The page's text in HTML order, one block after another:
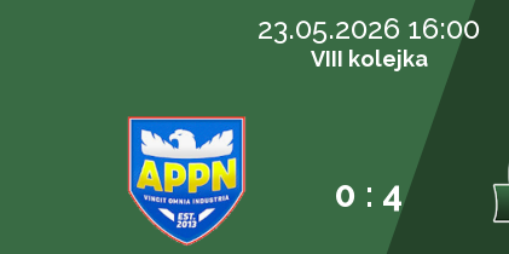
23.05.2026 16:00
VIII kolejka
0 : 4